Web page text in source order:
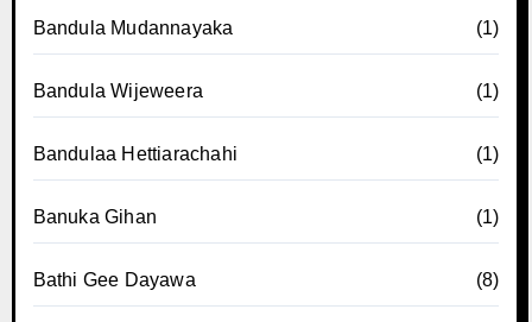
Bandula Mudannayaka (1)
Bandula Wijeweera (1)
Bandulaa Hettiarachahi (1)
Banuka Gihan (1)
Bathi Gee Dayawa (8)